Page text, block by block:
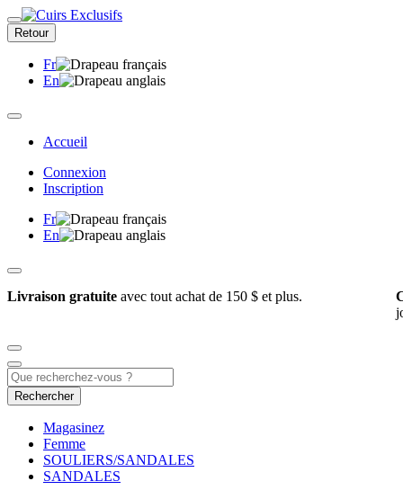
Retour
Fr
En
Accueil
Connexion
Inscription
Fr
En
Livraison gratuite avec tout achat de 150 $ et plus.
Rechercher
Magasinez
Femme
SOULIERS/SANDALES
SANDALES